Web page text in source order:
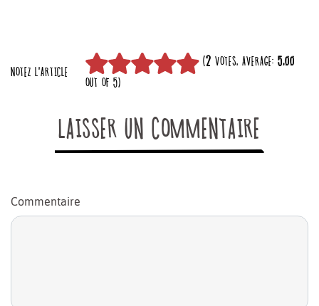
NOTEZ L'ARTICLE
(2 VOTES, AVERAGE: 5,00
OUT OF 5)
LAISSER UN COMMENTAIRE
Commentaire